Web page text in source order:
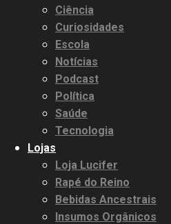
Ciência
Curiosidades
Escola
Notícias
Podcast
Política
Saúde
Tecnologia
Lojas
Loja Lucifer
Rapé do Reino
Bebidas Ancestrais
Insumos Orgânicos